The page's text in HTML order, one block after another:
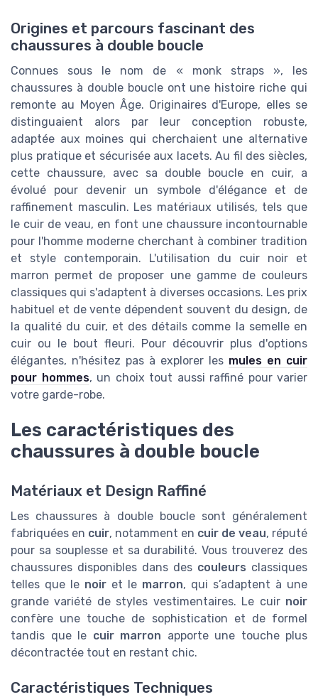
Origines et parcours fascinant des
chaussures à double boucle
Connues sous le nom de « monk straps », les
chaussures à double boucle ont une histoire riche qui
remonte au Moyen Âge. Originaires d'Europe, elles se
distinguaient alors par leur conception robuste,
adaptée aux moines qui cherchaient une alternative
plus pratique et sécurisée aux lacets. Au fil des siècles,
cette chaussure, avec sa double boucle en cuir, a
évolué pour devenir un symbole d'élégance et de
raffinement masculin. Les matériaux utilisés, tels que
le cuir de veau, en font une chaussure incontournable
pour l'homme moderne cherchant à combiner tradition
et style contemporain. L'utilisation du cuir noir et
marron permet de proposer une gamme de couleurs
classiques qui s'adaptent à diverses occasions. Les prix
habituel et de vente dépendent souvent du design, de
la qualité du cuir, et des détails comme la semelle en
cuir ou le bout fleuri. Pour découvrir plus d'options
élégantes, n'hésitez pas à explorer les mules en cuir
pour hommes, un choix tout aussi raffiné pour varier
votre garde-robe.
Les caractéristiques des
chaussures à double boucle
Matériaux et Design Raffiné
Les chaussures à double boucle sont généralement
fabriquées en cuir, notamment en cuir de veau, réputé
pour sa souplesse et sa durabilité. Vous trouverez des
chaussures disponibles dans des couleurs classiques
telles que le noir et le marron, qui s’adaptent à une
grande variété de styles vestimentaires. Le cuir noir
confère une touche de sophistication et de formel
tandis que le cuir marron apporte une touche plus
décontractée tout en restant chic.
Caractéristiques Techniques